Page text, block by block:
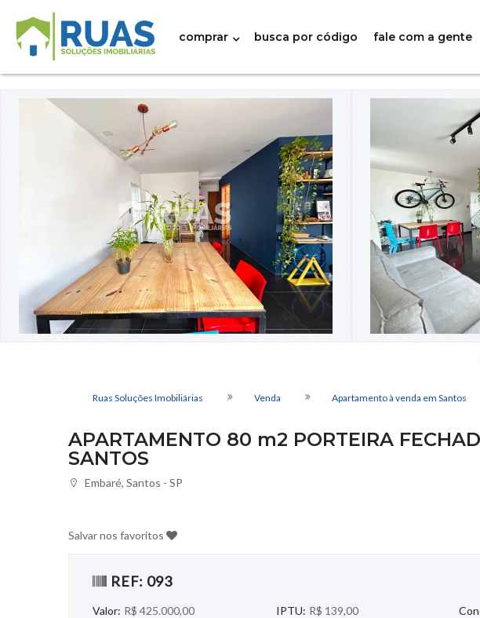
comprar busca por código fale com a gente
Ruas Soluções Imobiliárias Venda Apartamento à venda em Santos
APARTAMENTO 80 m2 PORTEIRA
SANTOS
Embaré, Santos - SP
Salvar nos favoritos
REF: 093
Valor: R$ 425.000,00 IPTU: R$ 139,00